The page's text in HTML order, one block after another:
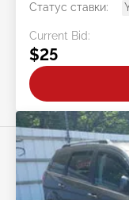
Статус ставки:
Current Bid:
$25